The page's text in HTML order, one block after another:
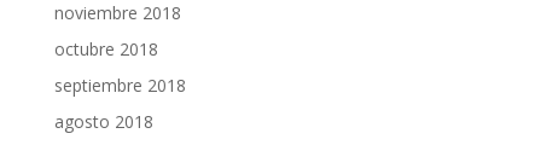
noviembre 2018
octubre 2018
septiembre 2018
agosto 2018